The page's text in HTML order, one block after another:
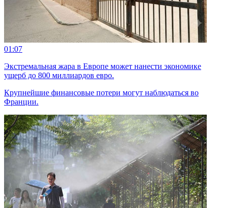
01:07
Экстремальная жара в Европе может нанести экономике
ущерб до 800 миллиардов евро.
Крупнейшие финансовые потери могут наблюдаться во
Франции.